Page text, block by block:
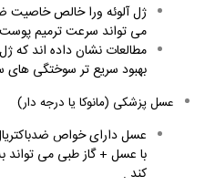
ژل آلوئه ورا خالص خاصیت
می تواند سرعت ترمیم پوست
مطالعات نشان داده اند که
بهبود سریع تر سوختگی
عسل پزشکی (مانوکا یا درجه دار)
عسل دارای خواص
با عسل + گاز طبی می
کند .